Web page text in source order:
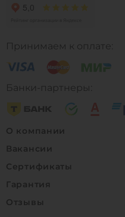
Принимаем к оплате:
Банки-партнеры:
О компании
Вакансии
Сертификаты
Гарантия
Отзывы